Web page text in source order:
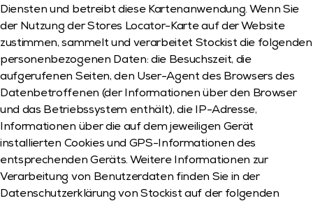
Diensten und betreibt diese Kartenanwendung. Wenn Sie
der Nutzung der Stores Locator-Karte auf der Website
zustimmen, sammelt und verarbeitet Stockist die folgenden
personenbezogenen Daten: die Besuchszeit, die
aufgerufenen Seiten, den User-Agent des Browsers des
Datenbetroffenen (der Informationen über den Browser
und das Betriebssystem enthält), die IP-Adresse,
Informationen über die auf dem jeweiligen Gerät
installierten Cookies und GPS-Informationen des
entsprechenden Geräts. Weitere Informationen zur
Verarbeitung von Benutzerdaten finden Sie in der
Datenschutzerklärung von Stockist auf der folgenden